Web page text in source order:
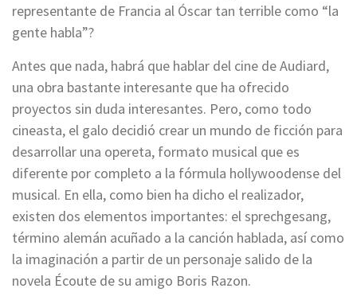
representante de Francia al Óscar tan terrible como “la
gente habla”?
Antes que nada, habrá que hablar del cine de Audiard,
una obra bastante interesante que ha ofrecido
proyectos sin duda interesantes. Pero, como todo
cineasta, el galo decidió crear un mundo de ficción para
desarrollar una opereta, formato musical que es
diferente por completo a la fórmula hollywoodense del
musical. En ella, como bien ha dicho el realizador,
existen dos elementos importantes: el sprechgesang,
término alemán acuñado a la canción hablada, así como
la imaginación a partir de un personaje salido de la
novela Écoute de su amigo Boris Razon.